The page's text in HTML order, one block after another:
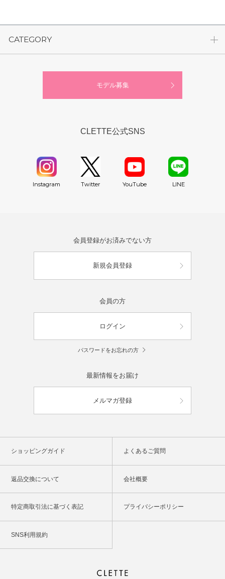
CATEGORY
モデル募集
CLETTE公式SNS
Instagram Twitter YouTube LINE
会員登録がお済みでない方
新規会員登録
会員の方
ログイン
パスワードをお忘れの方
最新情報をお届け
メルマガ登録
ショッピングガイド よくあるご質問
返品交換について 会社概要
特定商取引法に基づく表記 プライバシーポリシー
SNS利用規約